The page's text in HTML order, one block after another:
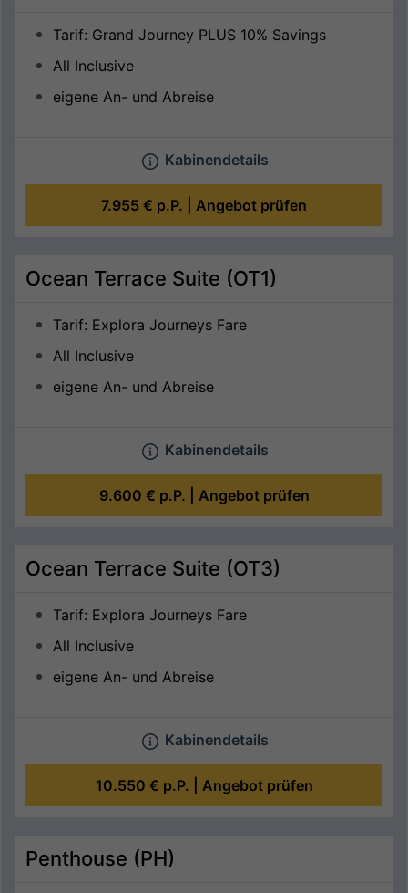
Tarif: Grand Journey PLUS 10% Savings
All Inclusive
eigene An- und Abreise
Kabinendetails
7.955 € p.P. | Angebot prüfen
Ocean Terrace Suite (OT1)
Tarif: Explora Journeys Fare
All Inclusive
eigene An- und Abreise
Kabinendetails
9.600 € p.P. | Angebot prüfen
Ocean Terrace Suite (OT3)
Tarif: Explora Journeys Fare
All Inclusive
eigene An- und Abreise
Kabinendetails
10.550 € p.P. | Angebot prüfen
Penthouse (PH)